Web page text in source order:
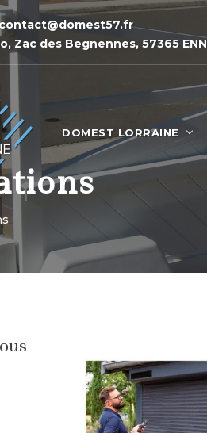
contact@domest57.fr
Zac des Begnennes, 57365
DOMEST LORRAINE